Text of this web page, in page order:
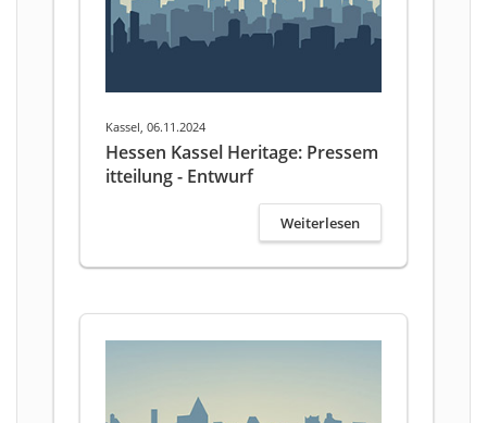
Kassel, 06.11.2024
Hessen Kassel Heritage: Pressem
itteilung - Entwurf
Weiterlesen